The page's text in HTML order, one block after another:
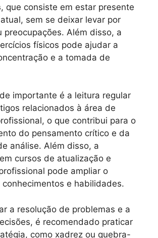
, que consiste em estar presente
sem se deixar levar por
preocupações. Além disso, a
físicos pode ajudar a
e a tomada de
importante é a leitura regular
relacionados à área de
o que contribui para o
do pensamento crítico e da
análise. Além disso, a
cursos de atualização e
pode ampliar o
e habilidades.
a resolução de problemas e a
é recomendado praticar
como xadrez ou quebra-